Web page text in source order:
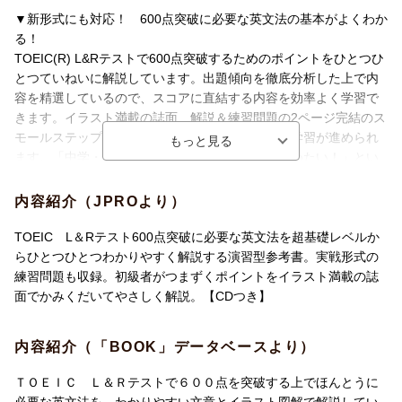
▼新形式にも対応！ 600点突破に必要な英文法の基本がよくわか
る！
TOEIC(R) L&Rテストで600点突破するためのポイントをひとつひ
とつていねいに解説しています。出題傾向を徹底分析した上で内
容を精選しているので、スコアに直結する内容を効率よく学習で
きます。イラスト満載の誌面、解説＆練習問題の2ページ完結のス
モールステップの展開だから、基礎から無理なく学習が進められ
ます。「中学・高校の英文法のおさらいからはじめたい！」とい
スパーソンまで、英文法の基礎を学ぶところからTOEIC(R) L&Rテ
▼豊富な「練習問題」で実戦力アップ
パートごとの「練習問題」、まとまりごとに復習できる「実戦テ
スト」、巻末の「模擬試験」など実戦形式の練習問題を豊富に収
問題です。解答はすべて別冊に収録。全文和訳付きのていねいな
解説だから、間違えた問題もしっかり身につきます。
▼リスニング対策にもなるCD付き！
内容紹介（JPROより）
TOEIC L＆Rテスト600点突破に必要な英文法を超基礎レベルか
らひとつひとつわかりやすく解説する演習型参考書。実戦形式の
練習問題も収録。初級者がつまずくポイントをイラスト満載の誌
面でかみくだいてやさしく解説。【CDつき】
内容紹介（「BOOK」データベースより）
ＴＯＥＩＣ Ｌ＆Ｒテストで６００点を突破する上でほんとうに